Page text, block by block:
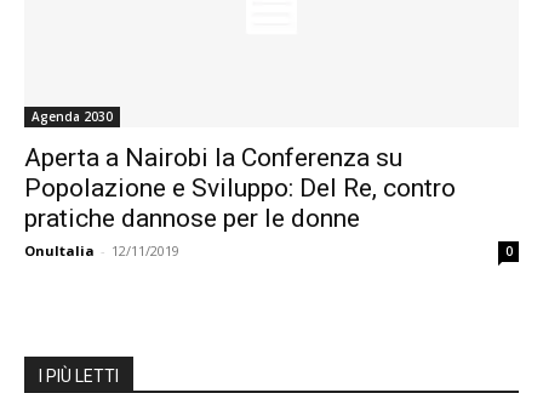
Agenda 2030
Aperta a Nairobi la Conferenza su
Popolazione e Sviluppo: Del Re, contro
pratiche dannose per le donne
OnuItalia - 12/11/2019 0
I PIÙ LETTI